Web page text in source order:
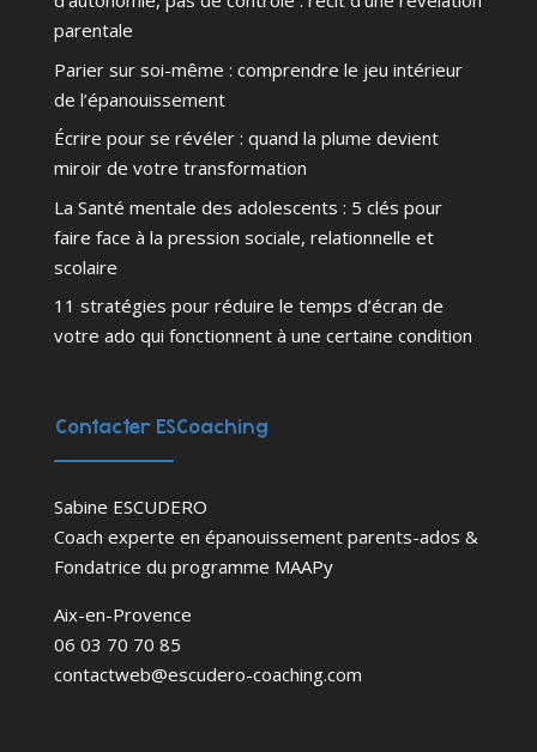
parentale
Parier sur soi-même : comprendre le jeu intérieur
de l’épanouissement
Écrire pour se révéler : quand la plume devient
miroir de votre transformation
La Santé mentale des adolescents : 5 clés pour
faire face à la pression sociale, relationnelle et
scolaire
11 stratégies pour réduire le temps d’écran de
votre ado qui fonctionnent à une certaine condition
Contacter ESCoaching
Sabine ESCUDERO
Coach experte en épanouissement parents-ados &
Fondatrice du programme MAAPy
Aix-en-Provence
06 03 70 70 85
contactweb@escudero-coaching.com